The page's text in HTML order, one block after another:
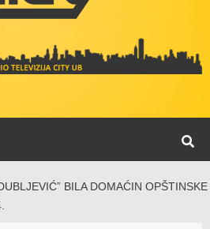
BILA DOMAĆIN OPŠTINSKE